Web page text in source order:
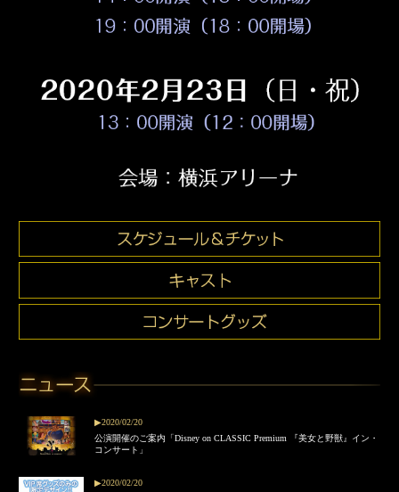
▶2020/02/20
公演開催のご案内「Disney on CLASSIC Premium 『美女と野獣』イン・
コンサート」
▶2020/02/20